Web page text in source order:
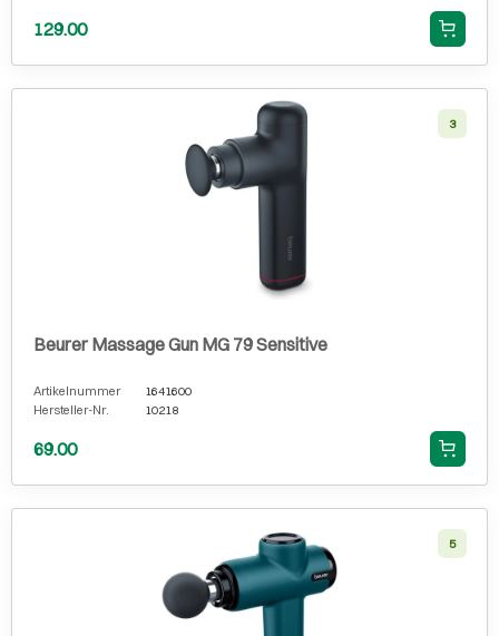
129.00
3
Beurer Massage Gun MG 79 Sensitive
Artikelnummer
1641600
Hersteller-Nr.
10218
69.00
5